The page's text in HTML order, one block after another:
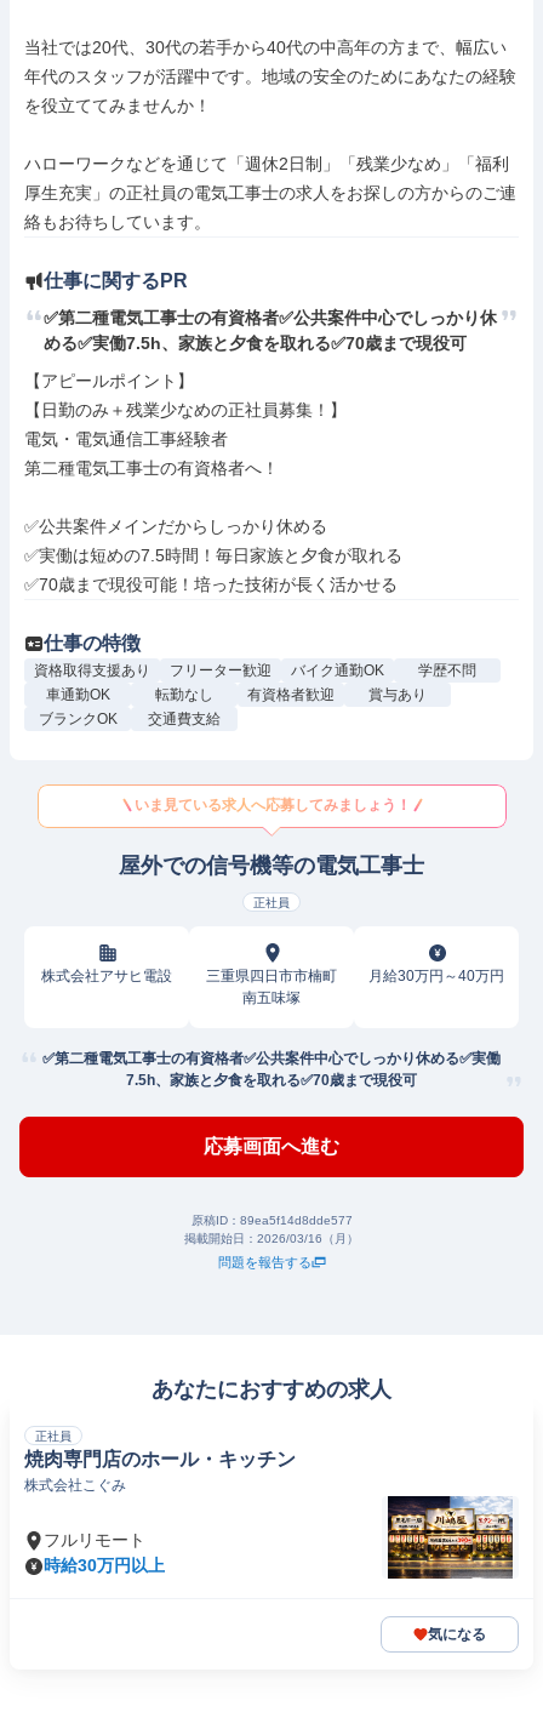
当社では20代、30代の若手から40代の中高年の方まで、幅広い
年代のスタッフが活躍中です。地域の安全のためにあなたの経験
を役立ててみませんか！
ハローワークなどを通じて「週休2日制」「残業少なめ」「福利
厚生充実」の正社員の電気工事士の求人をお探しの方からのご連
絡もお待ちしています。
仕事に関するPR
✅第二種電気工事士の有資格者✅公共案件中心でしっかり休
める✅実働7.5h、家族と夕食を取れる✅70歳まで現役可
【アピールポイント】
【日勤のみ＋残業少なめの正社員募集！】
電気・電気通信工事経験者
第二種電気工事士の有資格者へ！
✅公共案件メインだからしっかり休める
✅実働は短めの7.5時間！毎日家族と夕食が取れる
✅70歳まで現役可能！培った技術が長く活かせる
仕事の特徴
資格取得支援あり フリーター歓迎 バイク通勤OK
学歴不問
車通勤OK
転勤なし 有資格者歓迎
賞与あり
ブランクOK
交通費支給
いま見ている求人へ応募してみましょう！
屋外での信号機等の電気工事士
正社員
株式会社アサヒ電設
三重県四日市市楠町
南五味塚
月給30万円～40万円
✅第二種電気工事士の有資格者✅公共案件中心でしっかり休める✅実働
7.5h、家族と夕食を取れる✅70歳まで現役可
応募画面へ進む
原稿ID： 89ea5f14d8dde577
掲載開始日： 2026/03/16（月）
問題を報告する
あなたにおすすめの求人
正社員
焼肉専門店のホール・キッチン
株式会社こぐみ
フルリモート
時給30万円以上
気になる